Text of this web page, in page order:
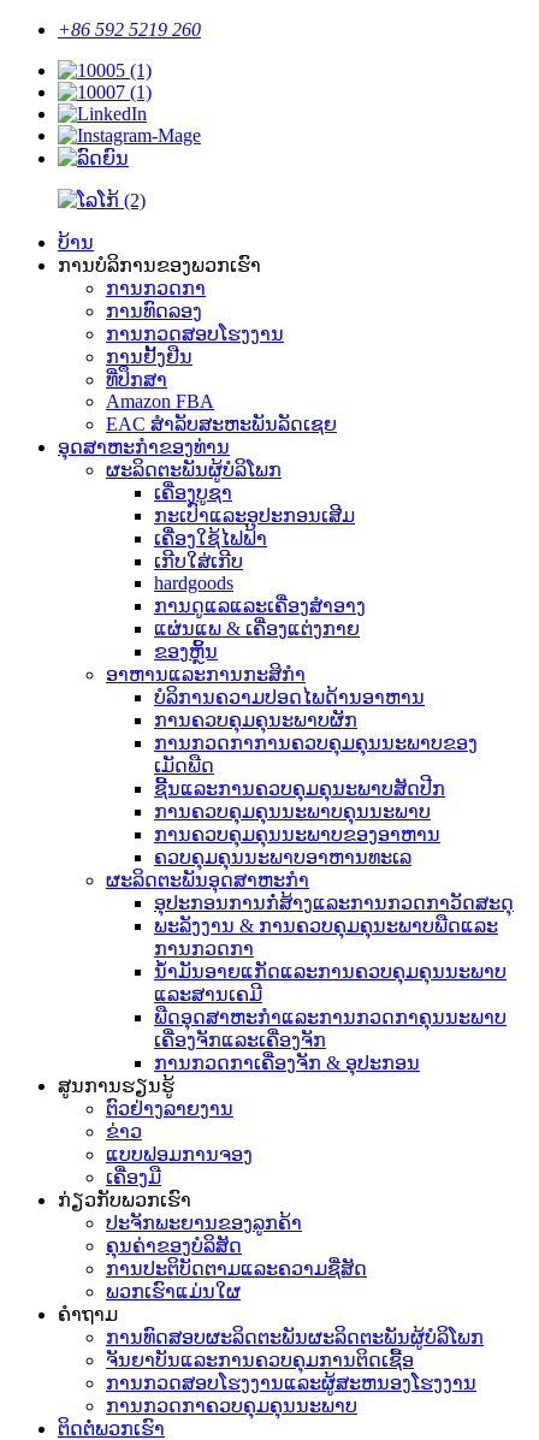
+86 592 5219 260
ບ້ານ
ການບໍລິການຂອງພວກເຮົາ
ການກວດກາ
ການທົດລອງ
ການກວດສອບໂຮງງານ
ການຢັ້ງຢືນ
ທີ່ປຶກສາ
Amazon FBA
EAC ສໍາລັບສະຫະພັນລັດເຊຍ
ອຸດສາຫະກໍາຂອງທ່ານ
ຜະລິດຕະພັນຜູ້ບໍລິໂພກ
ເຄື່ອງບູຊາ
ກະເປົາແລະອຸປະກອນເສີມ
ເຄື່ອງໃຊ້ໄຟຟ້າ
ເກີບໃສ່ເກີບ
hardgoods
ການດູແລແລະເຄື່ອງສໍາອາງ
ແຜ່ນແພ & ເຄື່ອງແຕ່ງກາຍ
ຂອງຫຼິ້ນ
ອາຫານແລະການກະສິກໍາ
ບໍລິການຄວາມປອດໄພດ້ານອາຫານ
ການຄວບຄຸມຄຸນະພາບຜັກ
ການກວດກາການຄວບຄຸມຄຸນນະພາບຂອງ
ເມັດພືດ
ຊີ້ນແລະການຄວບຄຸມຄຸນະພາບສັດປີກ
ການຄວບຄຸມຄຸນນະພາບຄຸນນະພາບ
ການຄວບຄຸມຄຸນນະພາບຂອງອາຫານ
ຄວບຄຸມຄຸນນະພາບອາຫານທະເລ
ຜະລິດຕະພັນອຸດສາຫະກໍາ
ອຸປະກອນການກໍ່ສ້າງແລະການກວດກາວັດສະດຸ
ພະລັງງານ & ການຄວບຄຸມຄຸນະພາບພືດແລະ
ການກວດກາ
ນ້ໍາມັນອາຍແກັດແລະການຄວບຄຸມຄຸນນະພາບ
ແລະສານເຄມີ
ພືດອຸດສາຫະກໍາແລະການກວດກາຄຸນນະພາບ
ເຄື່ອງຈັກແລະເຄື່ອງຈັກ
ການກວດກາເຄື່ອງຈັກ & ອຸປະກອນ
ສູນການຮຽນຮູ້
ຕົວຢ່າງລາຍງານ
ຂ່າວ
ແບບຟອມການຈອງ
ເຄື່ອງມື
ກ່ຽວກັບພວກເຮົາ
ປະຈັກພະຍານຂອງລູກຄ້າ
ຄຸນຄ່າຂອງບໍລິສັດ
ການປະຕິບັດຕາມແລະຄວາມຊື່ສັດ
ພວກເຮົາແມ່ນໃຜ
ຄໍາຖາມ
ການທົດສອບຜະລິດຕະພັນຜະລິດຕະພັນຜູ້ບໍລິໂພກ
ຈັນຍາບັນແລະການຄວບຄຸມການຕິດເຊື້ອ
ການກວດສອບໂຮງງານແລະຜູ້ສະຫນອງໂຮງງານ
ການກວດກາຄວບຄຸມຄຸນນະພາບ
ຕິດຕໍ່ພວກເຮົາ